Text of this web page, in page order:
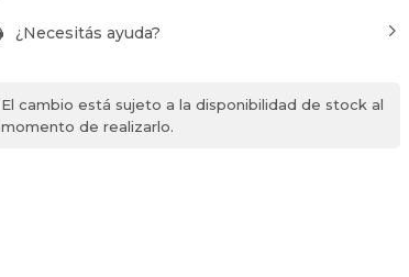
¿Necesitás ayuda?
El cambio está sujeto a la disponibilidad de stock al
momento de realizarlo.